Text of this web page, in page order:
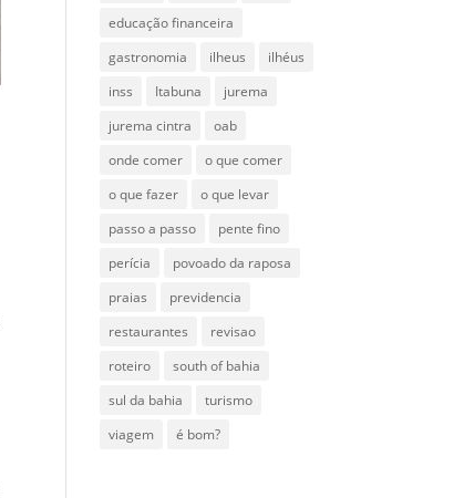
educação financeira
gastronomia
ilheus
ilhéus
inss
Itabuna
jurema
jurema cintra
oab
onde comer
o que comer
o que fazer
o que levar
passo a passo
pente fino
perícia
povoado da raposa
praias
previdencia
restaurantes
revisao
roteiro
south of bahia
sul da bahia
turismo
viagem
é bom?